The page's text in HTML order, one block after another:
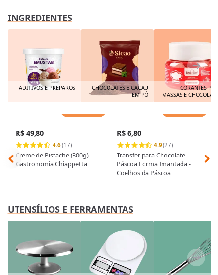
INGREDIENTES
ADITIVOS E PREPAROS
CHOCOLATES E CACAU
EM PÓ
CORANTES
MASSAS E
R$ 49,80
4.6(17)
Creme de Pistache (300g) -
Gastronomia Chiappetta
R$ 6,80
4.9(27)
Transfer para Chocolate
Páscoa Forma Imantada -
Coelhos da Páscoa
UTENSÍLIOS E FERRAMENTAS